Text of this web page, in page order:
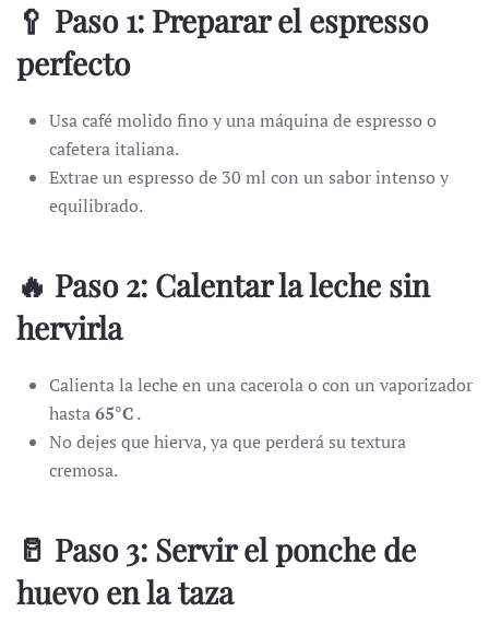
🥄 Paso 1: Preparar el espresso
perfecto
Usa café molido fino y una máquina de espresso o
cafetera italiana.
Extrae un espresso de 30 ml con un sabor intenso y
equilibrado.
🔥 Paso 2: Calentar la leche sin
hervirla
Calienta la leche en una cacerola o con un vaporizador
hasta65°C.
No dejes que hierva, ya que perderá su textura
cremosa.
🥛 Paso 3: Servir el ponche de
huevo en la taza